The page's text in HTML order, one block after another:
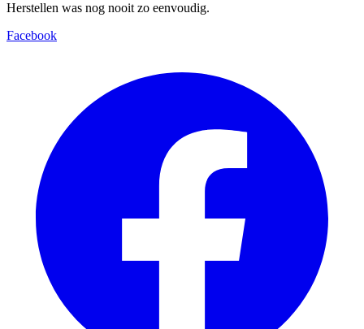
Herstellen was nog nooit zo eenvoudig.
Facebook